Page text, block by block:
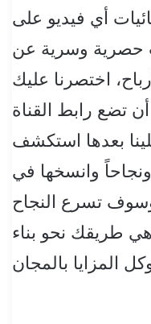
أي فيديو على
حصرية وسرية عن
اختصرنا عليك
تضع رابط القناة
بعدها استكشف
وانسخها في
تسرع النجاح
هي طريقك نحو بناء